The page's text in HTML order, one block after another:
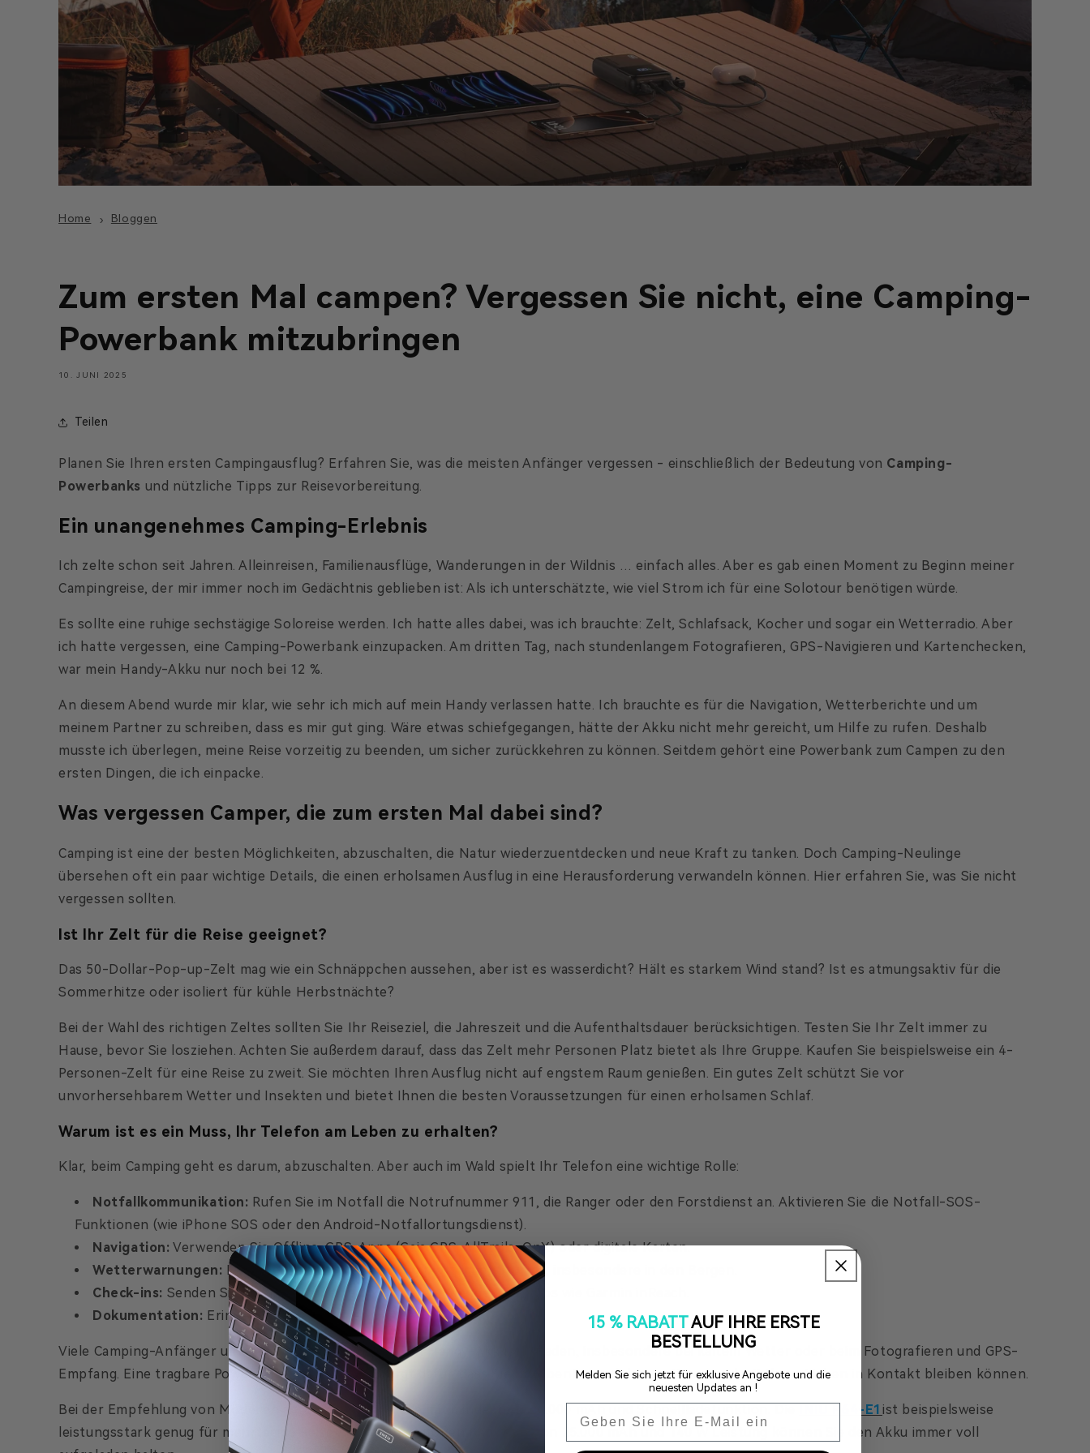
Home Bloggen
Zum ersten Mal campen? Vergessen Sie nicht, eine Camping-
Powerbank mitzubringen
10. JUNI 2025
Teilen
Planen Sie Ihren ersten Campingausflug? Erfahren Sie, was die meisten Anfänger vergessen - einschließlich der Bedeutung von Camping-
Powerbanks und nützliche Tipps zur Reisevorbereitung.
Ein unangenehmes Camping-Erlebnis
Ich zelte schon seit Jahren. Alleinreisen, Familienausflüge, Wanderungen in der Wildnis … einfach alles. Aber es gab einen Moment zu Beginn meiner
Campingreise, der mir immer noch im Gedächtnis geblieben ist: Als ich unterschätzte, wie viel Strom ich für eine Solotour benötigen würde.
Es sollte eine ruhige sechstägige Soloreise werden. Ich hatte alles dabei, was ich brauchte: Zelt, Schlafsack, Kocher und sogar ein Wetterradio. Aber
ich hatte vergessen, eine Camping-Powerbank einzupacken. Am dritten Tag, nach stundenlangem Fotografieren, GPS-Navigieren und Kartenchecken,
war mein Handy-Akku nur noch bei 12 %.
An diesem Abend wurde mir klar, wie sehr ich mich auf mein Handy verlassen hatte. Ich brauchte es für die Navigation, Wetterberichte und um
meinem Partner zu schreiben, dass es mir gut ging. Wäre etwas schiefgegangen, hätte der Akku nicht mehr gereicht, um Hilfe zu rufen. Deshalb
musste ich überlegen, meine Reise vorzeitig zu beenden, um sicher zurückkehren zu können. Seitdem gehört eine Powerbank zum Campen zu den
ersten Dingen, die ich einpacke.
Was vergessen Camper, die zum ersten Mal dabei sind?
Camping ist eine der besten Möglichkeiten, abzuschalten, die Natur wiederzuentdecken und neue Kraft zu tanken. Doch Camping-Neulinge
übersehen oft ein paar wichtige Details, die einen erholsamen Ausflug in eine Herausforderung verwandeln können. Hier erfahren Sie, was Sie nicht
vergessen sollten.
Ist Ihr Zelt für die Reise geeignet?
Das 50-Dollar-Pop-up-Zelt mag wie ein Schnäppchen aussehen, aber ist es wasserdicht? Hält es starkem Wind stand? Ist es atmungsaktiv für die
Sommerhitze oder isoliert für kühle Herbstnächte?
Bei der Wahl des richtigen Zeltes sollten Sie Ihr Reiseziel, die Jahreszeit und die Aufenthaltsdauer berücksichtigen. Testen Sie Ihr Zelt immer zu
Hause, bevor Sie losziehen. Achten Sie außerdem darauf, dass das Zelt mehr Personen Platz bietet als Ihre Gruppe. Kaufen Sie beispielsweise ein 4-
Personen-Zelt für eine Reise zu zweit. Sie möchten Ihren Ausflug nicht auf engstem Raum genießen. Ein gutes Zelt schützt Sie vor
unvorhersehbarem Wetter und Insekten und bietet Ihnen die besten Voraussetzungen für einen erholsamen Schlaf.
Warum ist es ein Muss, Ihr Telefon am Leben zu erhalten?
Klar, beim Camping geht es darum, abzuschalten. Aber auch im Wald spielt Ihr Telefon eine wichtige Rolle:
Notfallkommunikation: Rufen Sie im Notfall die Notrufnummer 911, die Ranger oder den Forstdienst an. Aktivieren Sie die Notfall-SOS-
Funktionen (wie iPhone SOS oder den Android-Notfallortungsdienst).
Navigation: Verwenden Sie Offline-GPS-Apps (Gaia GPS, AllTrails, OnX) oder digitale Karten.
Wetterwarnungen: Entscheidend zur Vermeidung plötzlicher Stürme, insbesondere in den Bergen.
Check-ins: Senden Sie Ihren Lieben eine SMS oder verwenden Sie Apps wie Garmin inReach.
Dokumentation: Erinnerungen festhalten (Fotos/Videos).
Viele Camping-Anfänger unterschätzen, wie schnell sich Handy-Akkus entladen, insbesondere bei kaltem Wetter oder beim Fotografieren und GPS-
Empfang. Eine tragbare Powerbank fürs Camping sorgt dafür, dass Sie Ihr Abenteuer dokumentieren und mit Ihren Lieben in Kontakt bleiben können.
Bei der Empfehlung von Modellen achte ich auf Modelle mit mindestens 20.000 mAh und Schnellladefunktion. Die INIU P64-E1ist beispielsweise
leistungsstark genug für mehrtägige Reisen. Mit seiner großen Kapazität von 25.000 mAh und 140 W Leistung können Sie den Akku immer voll
15 % RABATTAUF IHRE ERSTE
BESTELLUNG
Melden Sie sich jetzt für exklusive Angebote und die
neuesten Updates an !